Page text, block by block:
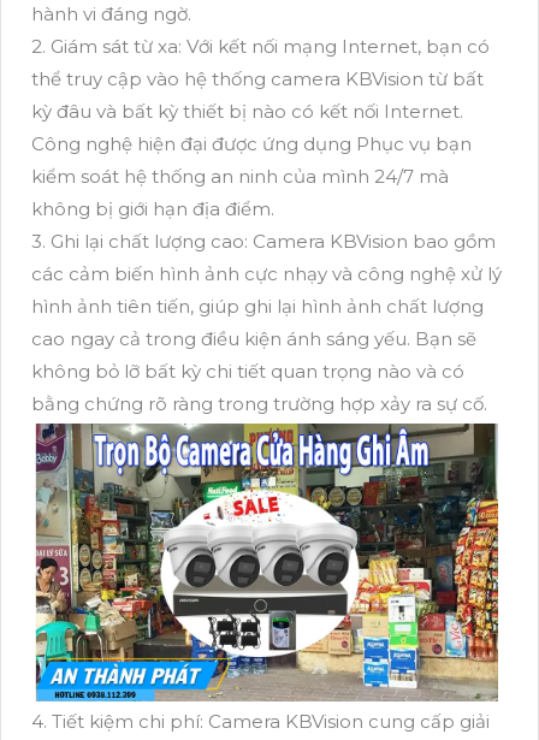
hành vi đáng ngờ.
2. Giám sát từ xa: Với kết nối mạng Internet, bạn có
thể truy cập vào hệ thống camera KBVision từ bất
kỳ đâu và bất kỳ thiết bị nào có kết nối Internet.
Công nghệ hiện đại được ứng dụng Phục vụ bạn
kiểm soát hệ thống an ninh của mình 24/7 mà
không bị giới hạn địa điểm.
3. Ghi lại chất lượng cao: Camera KBVision bao gồm
các cảm biến hình ảnh cực nhạy và công nghệ xử lý
hình ảnh tiên tiến, giúp ghi lại hình ảnh chất lượng
cao ngay cả trong điều kiện ánh sáng yếu. Bạn sẽ
không bỏ lỡ bất kỳ chi tiết quan trọng nào và có
bằng chứng rõ ràng trong trường hợp xảy ra sự cố.
4. Tiết kiệm chi phí: Camera KBVision cung cấp giải